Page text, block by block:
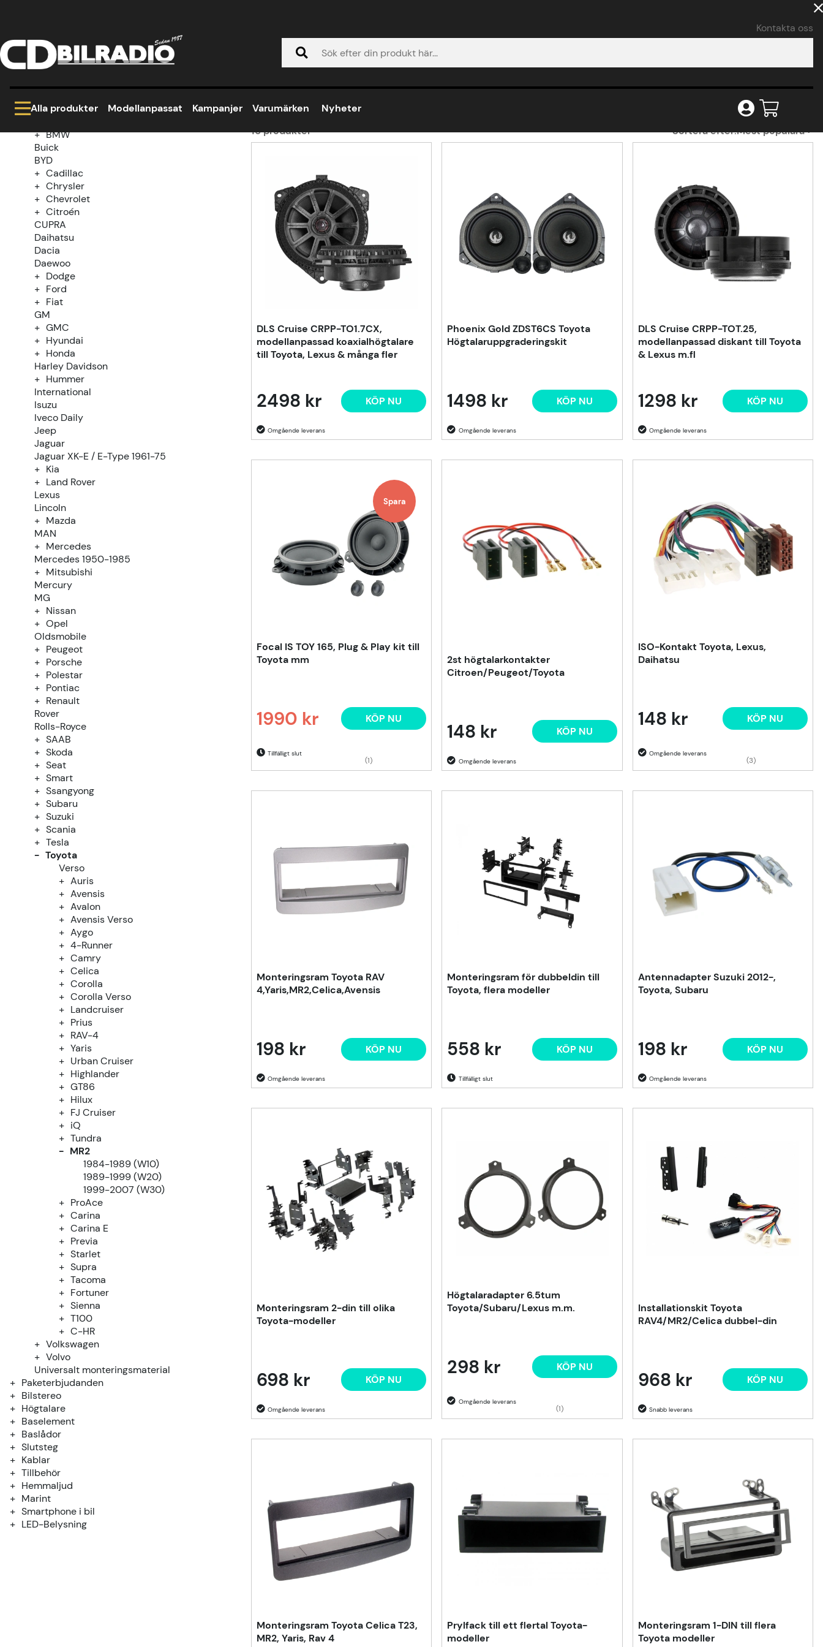
Kontakta oss
Alla produkter Modellanpassat Kampanjer Varumärken Nyheter
Kategoriträd
Alfa Romeo
BMW
Buick
BYD
Cadillac
Chrysler
Chevrolet
Citroén
CUPRA
Daihatsu
Dacia
Daewoo
Dodge
Ford
Fiat
GM
GMC
Hyundai
Honda
Harley Davidson
Hummer
International
Isuzu
Iveco Daily
Jeep
Jaguar
Jaguar XK-E / E-Type 1961-75
Kia
Land Rover
Lexus
Lincoln
Mazda
MAN
Mercedes
Mercedes 1950-1985
Mitsubishi
Mercury
MG
Nissan
Opel
Oldsmobile
Peugeot
Porsche
Polestar
Pontiac
Renault
Rover
Rolls-Royce
SAAB
Skoda
Seat
Smart
Ssangyong
Subaru
Suzuki
Scania
Tesla
Toyota
Verso
Auris
Avensis
Avalon
Avensis Verso
Aygo
4-Runner
Camry
Celica
Corolla
Corolla Verso
Landcruiser
Prius
RAV-4
Yaris
Urban Cruiser
Highlander
GT86
Hilux
FJ Cruiser
iQ
Tundra
MR2
1984-1989 (W10)
1989-1999 (W20)
1999-2007 (W30)
ProAce
Carina
Carina E
Previa
Starlet
Supra
Tacoma
Fortuner
Sienna
T100
C-HR
Volkswagen
Volvo
Universalt monteringsmaterial
Paketerbjudanden
Bilstereo
Högtalare
Baselement
Baslådor
Slutsteg
Kablar
Tillbehör
Hemmaljud
Marint
Smartphone i bil
LED-Belysning
MR2
16produkter Sortera efter:Mest populära
DLS Cruise CRPP-TO1.7CX,
modellanpassad koaxialhögtalare
till Toyota, Lexus & många fler
2498 kr KÖP NU
Phoenix Gold ZDST6CS Toyota
Högtalaruppgraderingskit
1498 kr KÖP NU
DLS Cruise CRPP-TOT.25,
modellanpassad diskant till Toyota
& Lexus m.fl
1298 kr KÖP NU
Spara
Focal IS TOY 165, Plug & Play kit till
Toyota mm
1990 kr
Ordinarie pris:
Tillfälligt slut
(1)
KÖP NU
2st högtalarkontakter
Citroen/Peugeot/Toyota
148 kr KÖP NU
ISO-Kontakt Toyota, Lexus,
Daihatsu
148 kr
(3)
KÖP NU
Monteringsram Toyota RAV
4,Yaris,MR2,Celica,Avensis
198 kr KÖP NU
Monteringsram för dubbeldin till
Toyota, flera modeller
558 kr
Tillfälligt slut
KÖP NU
Antennadapter Suzuki 2012-,
Toyota, Subaru
198 kr KÖP NU
Monteringsram 2-din till olika
Toyota-modeller
698 kr KÖP NU
Högtalaradapter 6.5tum
Toyota/Subaru/Lexus m.m.
298 kr
(1)
KÖP NU
Installationskit Toyota
RAV4/MR2/Celica dubbel-din
968 kr KÖP NU
Monteringsram Toyota Celica T23,
MR2, Yaris, Rav 4
Prylfack till ett flertal Toyota-
modeller
Monteringsram 1-DIN till flera
Toyota modeller